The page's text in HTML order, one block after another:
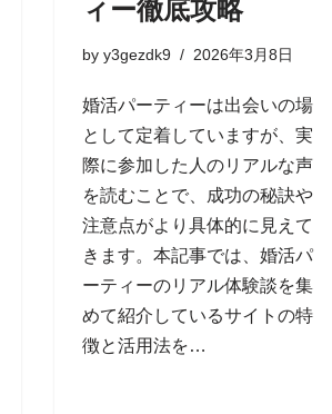
ィー徹底攻略
by y3gezdk9 2026年3月8日
婚活パーティーは出会いの場
として定着していますが、実
際に参加した人のリアルな声
を読むことで、成功の秘訣や
注意点がより具体的に見えて
きます。本記事では、婚活パ
ーティーのリアル体験談を集
めて紹介しているサイトの特
徴と活用法を…